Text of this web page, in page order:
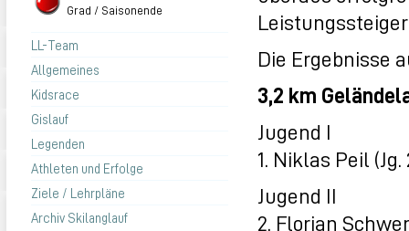
Grad / Saisonende
LL-Team
Allgemeines
Kidsrace
Gislauf
Legenden
Athleten und Erfolge
Ziele / Lehrpläne
Archiv Skilanglauf
Die Ergebnisse
3,2 km
Jugend I
1. Niklas Peil
Jugend II
2. Florian